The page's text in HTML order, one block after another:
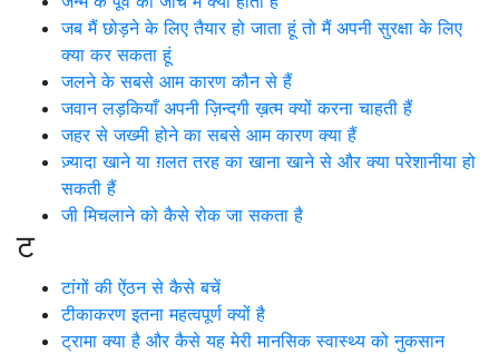
जब मैं छोड़ने के लिए तैयार हो जाता हूं तो मैं अपनी सुरक्षा के लिए
क्या कर सकता हूं
जलने के सबसे आम कारण कौन से हैं
जवान लड़कियाँ अपनी ज़िन्दगी ख़त्म क्यों करना चाहती हैं
जहर से जख्मी होने का सबसे आम कारण क्या हैं
ज़्यादा खाने या ग़लत तरह का खाना खाने से और क्या परेशानीया हो
सकती हैं
जी मिचलाने को कैसे रोक जा सकता है
ट
टांगों की ऐंठन से कैसे बचें
टीकाकरण इतना महत्वपूर्ण क्यों है
ट्रामा क्या है और कैसे यह मेरी मानसिक स्वास्थ्य को नुकसान